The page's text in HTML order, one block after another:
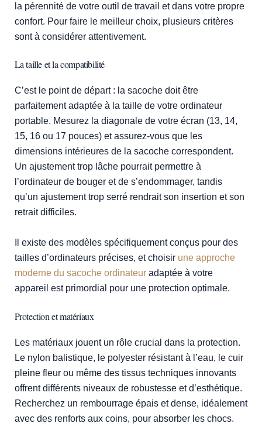
la pérennité de votre outil de travail et dans votre propre
confort. Pour faire le meilleur choix, plusieurs critères
sont à considérer attentivement.
La taille et la compatibilité
C’est le point de départ : la sacoche doit être
parfaitement adaptée à la taille de votre ordinateur
portable. Mesurez la diagonale de votre écran (13, 14,
15, 16 ou 17 pouces) et assurez-vous que les
dimensions intérieures de la sacoche correspondent.
Un ajustement trop lâche pourrait permettre à
l’ordinateur de bouger et de s’endommager, tandis
qu’un ajustement trop serré rendrait son insertion et son
retrait difficiles.
Il existe des modèles spécifiquement conçus pour des
tailles d’ordinateurs précises, et choisir une approche
moderne du sacoche ordinateuradaptée à votre
appareil est primordial pour une protection optimale.
Protection et matériaux
Les matériaux jouent un rôle crucial dans la protection.
Le nylon balistique, le polyester résistant à l’eau, le cuir
pleine fleur ou même des tissus techniques innovants
offrent différents niveaux de robustesse et d’esthétique.
Recherchez un rembourrage épais et dense, idéalement
avec des renforts aux coins, pour absorber les chocs.